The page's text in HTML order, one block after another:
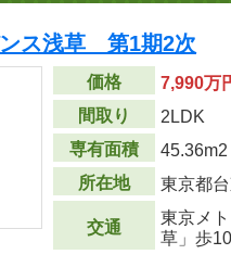
ス浅草 第1期2次
価格
7,990万
間取り
2LDK
専有面積
45.36m2
所在地
東京都
交通
東京メ
草」歩